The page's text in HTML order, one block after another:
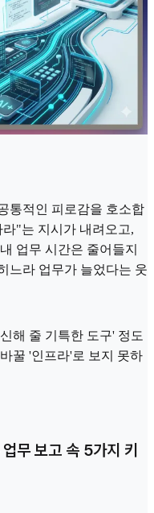
통적인 피로감을 호소합
"는 지시가 내려오고,
업무 시간은 줄어들지
느라 업무가 늘었다는 웃
해 줄 기특한 도구' 정도
꿀 '인프라'로 보지 못하
무 보고 속 5가지 키